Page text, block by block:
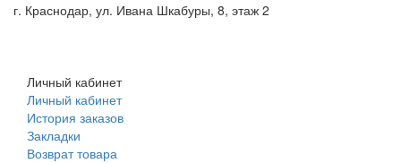
г. Краснодар, ул. Ивана Шкабуры, 8, этаж 2
Личный кабинет
Личный кабинет
История заказов
Закладки
Возврат товара